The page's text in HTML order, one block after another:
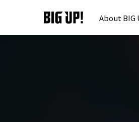
About BIG